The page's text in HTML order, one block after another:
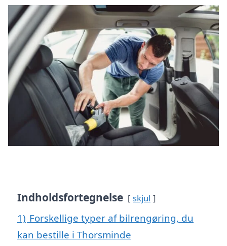
Indholdsfortegnelse skjul
1) Forskellige typer af bilrengøring, du
kan bestille i Thorsminde